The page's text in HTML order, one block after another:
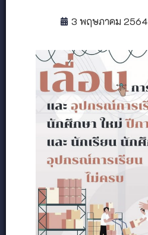
3 พฤษภาคม 2564